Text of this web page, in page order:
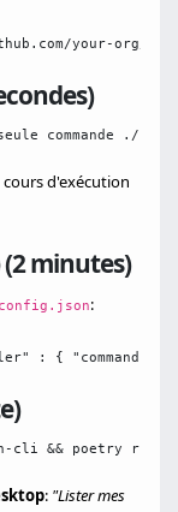
your-org/
commande ./
cours d'exécution
minutes)
:
: { "command" :
cli && poetry run
: "Lister mes